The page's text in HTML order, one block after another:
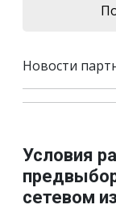
Новости
Условия
сетевом